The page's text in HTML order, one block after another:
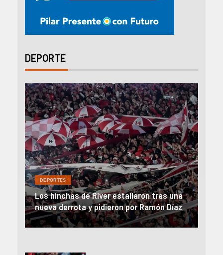
DEPORTE
DEPORTES
River, en caída libre: perdió con Central y
el Monumental explotó